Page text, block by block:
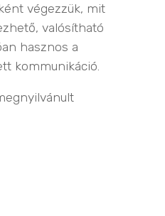
végezzük, mit
valósítható
hasznos a
kommunikáció.